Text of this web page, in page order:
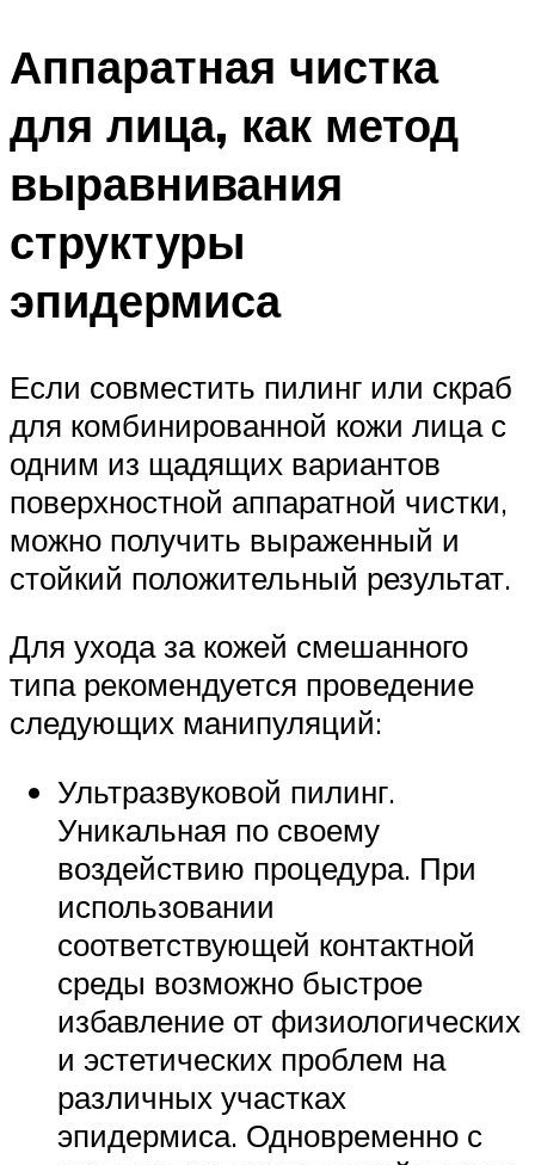
Аппаратная чистка
для лица, как метод
выравнивания
структуры
эпидермиса
Если совместить пилинг или скраб
для комбинированной кожи лица с
одним из щадящих вариантов
поверхностной аппаратной чистки,
можно получить выраженный и
стойкий положительный результат.
Для ухода за кожей смешанного
типа рекомендуется проведение
следующих манипуляций:
Ультразвуковой пилинг.
Уникальная по своему
воздействию процедура. При
использовании
соответствующей контактной
среды возможно быстрое
избавление от физиологических
и эстетических проблем на
различных участках
эпидермиса. Одновременно с